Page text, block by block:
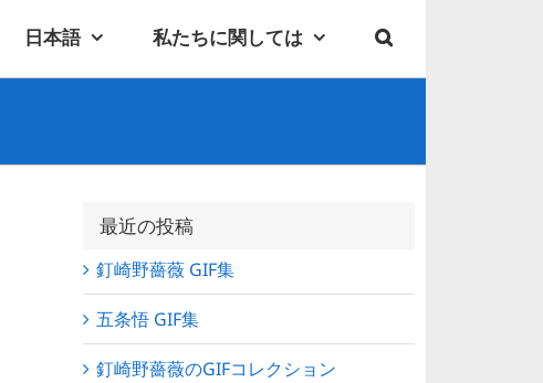
日本語 私たちに関しては
最近の投稿
釘崎野薔薇 GIF集
五条悟 GIF集
釘崎野薔薇のGIFコレクション